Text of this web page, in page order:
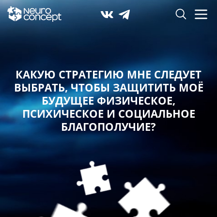
КАКУЮ СТРАТЕГИЮ МНЕ СЛЕДУЕТ
ВЫБРАТЬ,ЧТОБЫ ЗАЩИТИТЬ МОЁ
БУДУЩЕЕ ФИЗИЧЕСКОЕ,
ПСИХИЧЕСКОЕ И СОЦИАЛЬНОЕ
БЛАГОПОЛУЧИЕ?